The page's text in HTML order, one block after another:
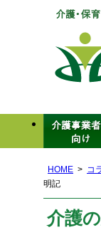
HOME コ
明記
介護